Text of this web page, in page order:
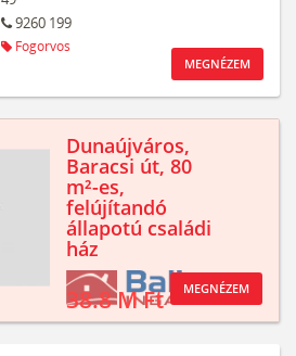
9260 199
Fogorvos
MEGNÉZEM
Dunaújváros,
Baracsi út, 80
m²-es,
felújítandó
állapotú családi
ház
38.8 M Ft MEGNÉZEM